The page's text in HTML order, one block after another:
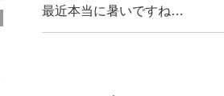
最近本当に暑いですね…